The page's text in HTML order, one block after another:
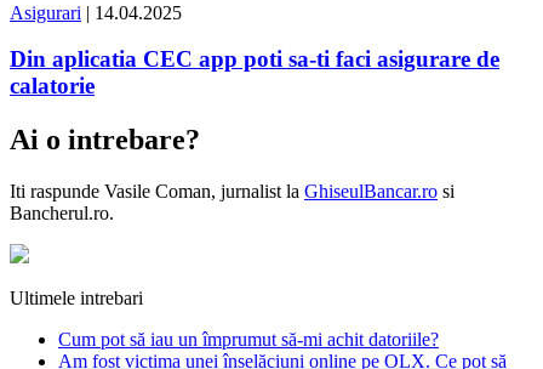
Asigurari | 14.04.2025
Din aplicatia CEC app poti sa-ti faci asigurare de
calatorie
Ai o intrebare?
Iti raspunde Vasile Coman, jurnalist la GhiseulBancar.ro si
Bancherul.ro.
Ultimele intrebari
Cum pot să iau un împrumut să-mi achit datoriile?
Am fost victima unei înșelăciuni online pe OLX. Ce pot să